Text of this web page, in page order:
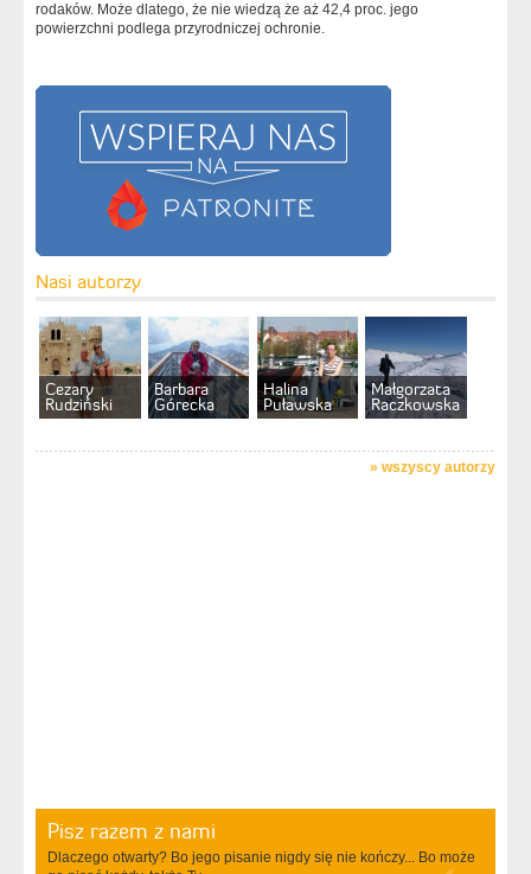
rodaków. Może dlatego, że nie wiedzą że aż 42,4 proc. jego
powierzchni podlega przyrodniczej ochronie.
Nasi autorzy
Cezary
Rudziński
Barbara
Górecka
Halina
Puławska
Małgorzata
Raczkowska
» wszyscy autorzy
Pisz razem z nami
Dlaczego otwarty? Bo jego pisanie nigdy się nie kończy... Bo może